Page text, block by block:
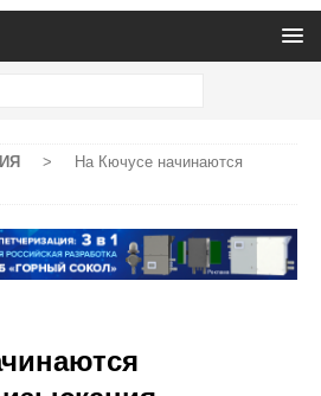
>
На Кючусе начинаются